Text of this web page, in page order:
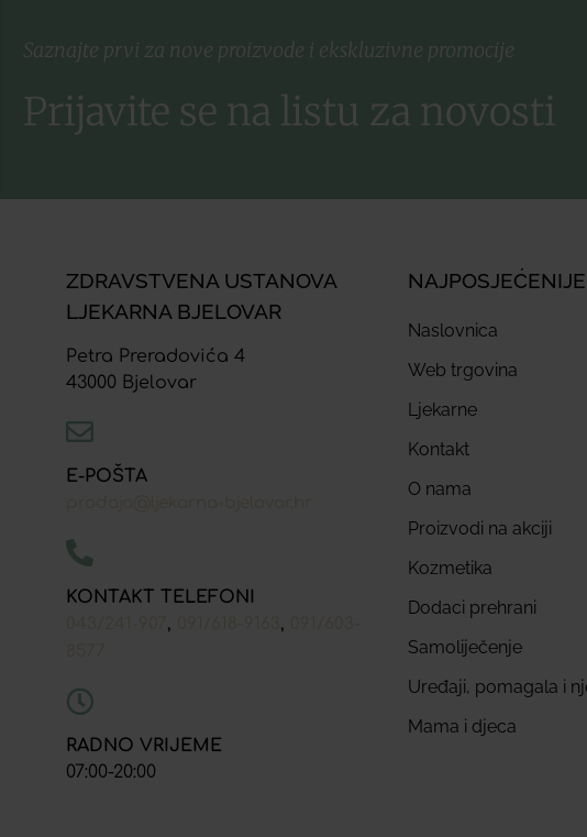
Saznajte prvi za nove proizvode i ekskluzivne promocije
Prijavite se na listu za novosti
ZDRAVSTVENA USTANOVA
LJEKARNA BJELOVAR
Petra Preradovića 4
43000 Bjelovar
E-POŠTA
KONTAKT TELEFONI
, ,
RADNO VRIJEME
07:00-20:00
Naslovnica
Web trgovina
Ljekarne
Kontakt
O nama
Proizvodi na akciji
Kozmetika
Dodaci prehrani
Samoliječenje
Uređaji, pomagala i
Mama i djeca